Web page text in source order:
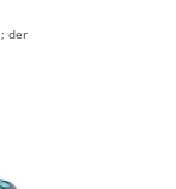
der